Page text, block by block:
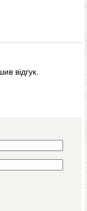
відгук.